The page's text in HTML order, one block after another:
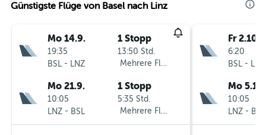
Günstigste Flüge von Basel nach Linz
Mo 14.9.
19:35
BSL - LNZ
1 Stopp
13:50 Std.
Mehrere Fluglinien
Mo 21.9.
10:05
LNZ - BSL
1 Stopp
5:35 Std.
Mehrere Fluglinien
Fr 2.10.
6:20
BSL - LNZ
Mo 5.10.
10:05
LNZ - BSL